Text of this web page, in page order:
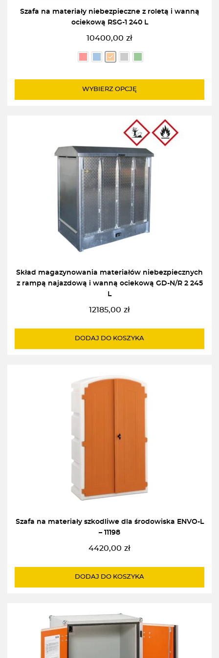
Szafa na materiały niebezpieczne z roletą i wanną
ociekową RSG-1 240 L
10400,00 zł
WYBIERZ OPCJĘ
Skład magazynowania materiałów niebezpiecznych
z rampą najazdową i wanną ociekową GD-N/R 2 245
L
12185,00 zł
DODAJ DO KOSZYKA
Szafa na materiały szkodliwe dla środowiska ENVO-L
– 11198
4420,00 zł
DODAJ DO KOSZYKA